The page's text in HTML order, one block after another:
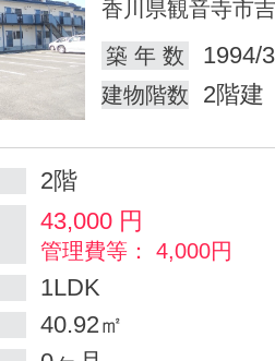
香川県観音寺市
築 年 数
1994/
建物階数 2階建
2階
43,000 円
管理費等： 4,000円
1LDK
40.92㎡